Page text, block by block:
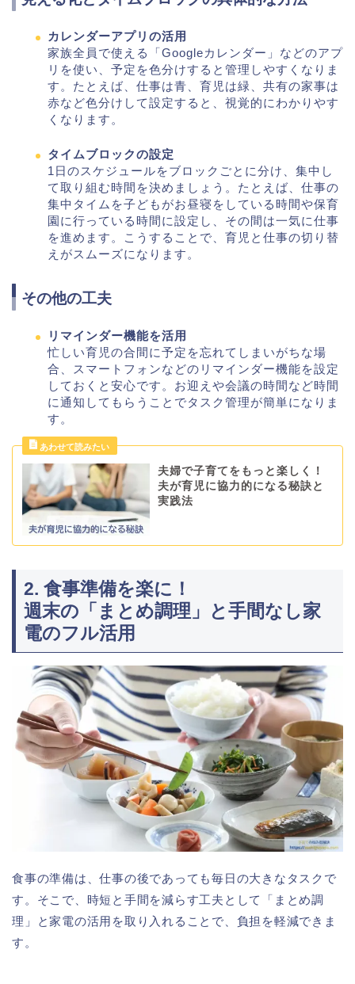
カレンダーアプリの活用
家族全員で使える「Googleカレンダー」などのアプ
リを使い、予定を色分けすると管理しやすくなりま
す。たとえば、仕事は青、育児は緑、共有の家事は
赤など色分けして設定すると、視覚的にわかりやす
くなります。
タイムブロックの設定
1日のスケジュールをブロックごとに分け、集中し
て取り組む時間を決めましょう。たとえば、仕事の
集中タイムを子どもがお昼寝をしている時間や保育
園に行っている時間に設定し、その間は一気に仕事
を進めます。こうすることで、育児と仕事の切り替
えがスムーズになります。
その他の工夫
リマインダー機能を活用
忙しい育児の合間に予定を忘れてしまいがちな場
合、スマートフォンなどのリマインダー機能を設定
しておくと安心です。お迎えや会議の時間など時間
に通知してもらうことでタスク管理が簡単になりま
す。
夫婦で子育てをもっと楽しく！
夫が育児に協力的になる秘訣と
実践法
2. 食事準備を楽に！
週末の「まとめ調理」と手間なし家
電のフル活用
食事の準備は、仕事の後であっても毎日の大きなタスクで
す。そこで、時短と手間を減らす工夫として「まとめ調
理」と家電の活用を取り入れることで、負担を軽減できま
す。